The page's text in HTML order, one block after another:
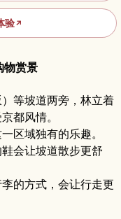
验↗
物赏景
等坡道两旁，林立着
都风情。
区域独有的乐趣。
会让坡道散步更舒
的方式，会让行走更
季美景的